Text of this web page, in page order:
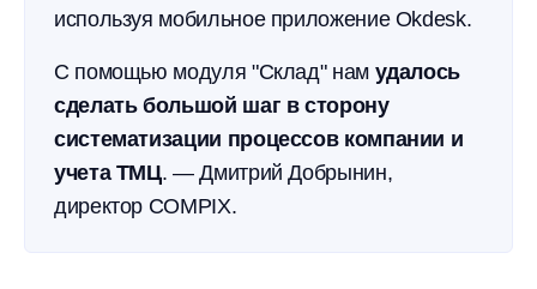
используя мобильное приложение Okdesk.
С помощью модуля "Склад" нам удалось
сделать большой шаг в сторону
систематизации процессов компании и
учета ТМЦ. — Дмитрий Добрынин,
директор COMPIX.